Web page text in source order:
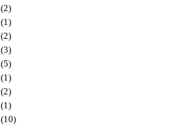
(2)
(1)
(2)
(3)
(5)
(1)
(2)
(1)
(10)